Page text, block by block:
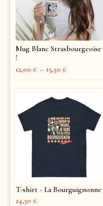
Mug Blanc Strasbourgeoise
!
12,00 € – 15,50 €
T-shirt - La Bourguignonne
24,50 €